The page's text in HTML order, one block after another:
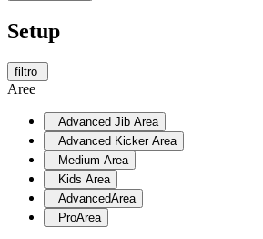
Setup
filtro
Aree
Advanced Jib Area
Advanced Kicker Area
Medium Area
Kids Area
AdvancedArea
ProArea